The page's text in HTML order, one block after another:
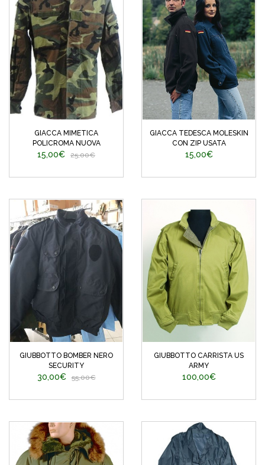
GIACCA MIMETICA
POLICROMA NUOVA
15,00€ 25,00€
GIACCA TEDESCA MOLESKIN
CON ZIP USATA
15,00€
GIUBBOTTO BOMBER NERO
SECURITY
30,00€ 55,00€
GIUBBOTTO CARRISTA US
ARMY
100,00€